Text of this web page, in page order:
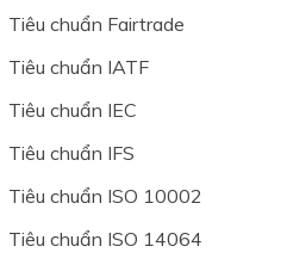
Tiêu chuẩn Fairtrade
Tiêu chuẩn IATF
Tiêu chuẩn IEC
Tiêu chuẩn IFS
Tiêu chuẩn ISO 10002
Tiêu chuẩn ISO 14064